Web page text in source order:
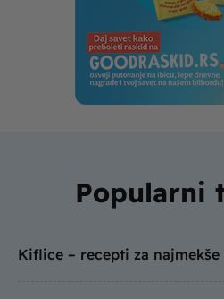
Popularni
Kiflice – recepti za